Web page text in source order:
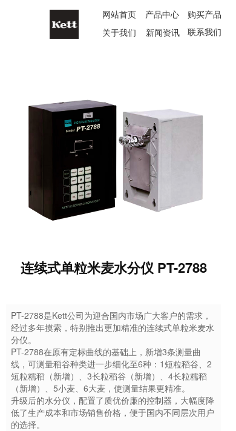
网站首页 产品中心
购买产品
关于我们
新闻资讯 联系我们
连续式单粒米麦水分仪 PT-2788
PT-2788是Kett公司为迎合国内市场广大客户的需求，
经过多年摸索，特别推出更加精准的连续式单粒米麦水
分仪。
PT-2788在原有定标曲线的基础上，新增3条测量曲
线，可测量稻谷种类进一步细化至6种：1短粒稻谷、2
短粒糯稻（新增）、3长粒稻谷（新增）、4长粒糯稻
（新增）、5小麦、6大麦，使测量结果更精准。
升级后的水分仪，配置了质优价廉的控制器，大幅度降
低了生产成本和市场销售价格，便于国内不同层次用户
的选择。